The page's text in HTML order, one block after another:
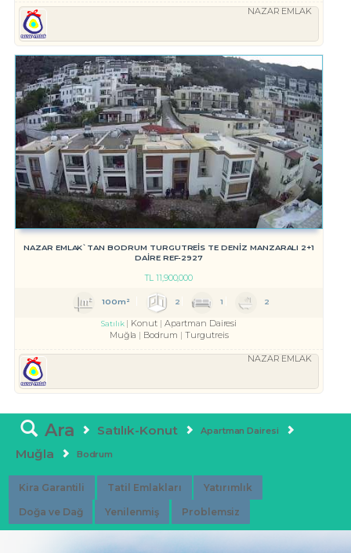
NAZAR EMLAK
NAZAR EMLAK`TAN BODRUM TURGUTREİS TE DENİZ MANZARALI 2+1
DAİRE REF-2927
TL11,900,000
100m² 2 1 2
Satılık Konut
Apartman Dairesi
Muğla
Bodrum Turgutreis
NAZAR EMLAK
Ara Satılık-Konut Apartman Dairesi
Muğla Bodrum
Kira Garantili Tatil Emlakları Yatırımlık
Doğa ve Dağ Yenilenmiş Problemsiz